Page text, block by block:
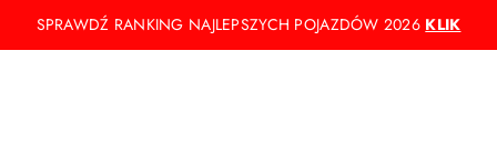
SPRAWDŹ RANKING NAJLEPSZYCH POJAZDÓW 2026 KLIK